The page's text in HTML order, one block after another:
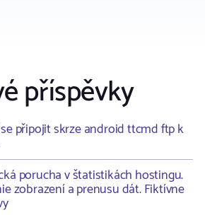
příspěvky
připojit skrze android ttcmd ftp k
porucha v štatistikách hostingu.
zobrazení a prenusu dát. Fiktívne